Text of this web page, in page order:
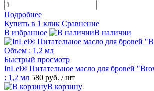
Подробнее
Купить в 1 клик Сравнение
В избранное
В наличии
Быстрый просмотр
InLei® Питательное масло для бровей
: 1,2 мл 580 руб. / шт
В корзину